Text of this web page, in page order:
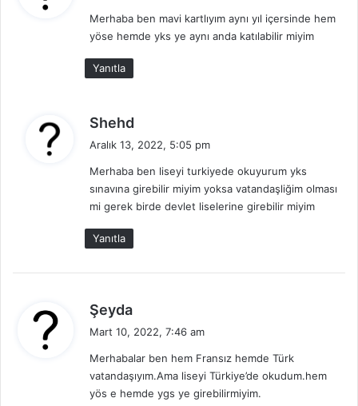
i
k
i
:
Merhaba ben mavi kartlıyım aynı yıl içersinde hem
yöse hemde yks ye aynı anda katılabilir miyim
Yanıtla
Shehd
e
k
Aralık 13, 2022, 5:05 pm
Merhaba ben liseyi turkiyede okuyurum yks
sınavına girebilir miyim yoksa vatandaşliğim olması
mi gerek birde devlet liselerine girebilir miyim
Yanıtla
Şeyda
e
i
k
i
Mart 10, 2022, 7:46 am
Merhabalar ben hem Fransız hemde Türk
vatandaşıyım.Ama liseyi Türkiye’de okudum.hem
yös e hemde ygs ye girebilirmiyim.